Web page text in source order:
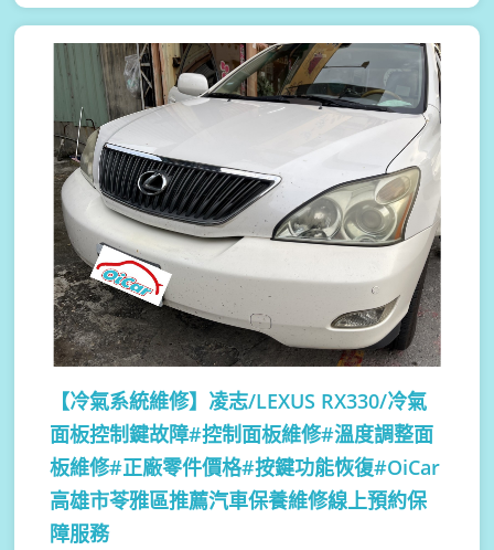
【冷氣系統維修】 凌志/LEXUS RX330/冷氣
面板控制鍵故障#控制面板維修#溫度調整面
板維修#正廠零件價格#按鍵功能恢復#OiCar
高雄市苓雅區推薦汽車保養維修線上預約保
障服務